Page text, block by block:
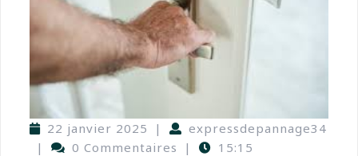
22 janvier 2025 |
expressdepannage34
|
0 Commentaires | 15:15